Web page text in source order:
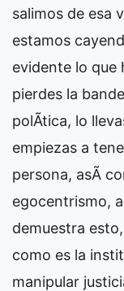
salimos de esa
estamos
evidente lo que
pierdes la
polÃ­tica, lo
empiezas a
persona, asÃ­
egocentrismo,
demuestra
como es la
manipular